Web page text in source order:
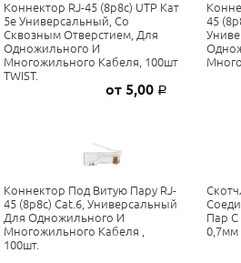
Коннектор RJ-45 (8p8c) UTP Кат
5е Универсальный, Со
Сквозным Отверстием, Для
Одножильного И
Многожильного Кабеля, 100шт
TWIST.
от 5,00 Р
45
Коннектор Под Витую Пару RJ-
45 (8p8c) Cat.6, Универсальный
Для Одножильного И
Многожильного Кабеля ,
100шт.
Пар
0,7мм